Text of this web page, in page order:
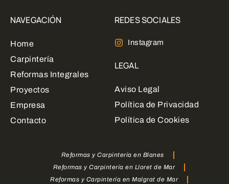
NAVEGACIÓN
Home
Carpintería
Reformas Integrales
Proyectos
Empresa
Contacto
REDES SOCIALES
Instagram
LEGAL
Aviso Legal
Política de Privacidad
Política de Cookies
Reformas y Carpintería en Blanes
Reformas y Carpintería en Lloret de Mar
Reformas y Carpintería en Malgrat de Mar